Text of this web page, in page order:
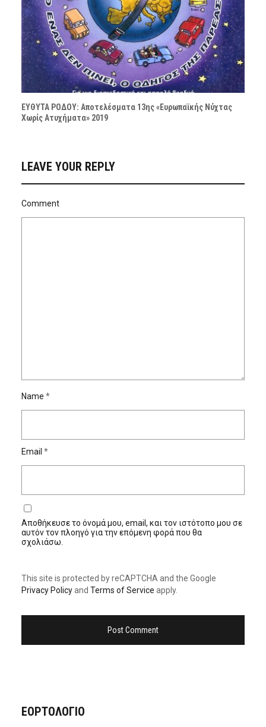
ΕΥΘΥΤΑ ΡΟΔΟΥ: Αποτελέσματα 13ης «Ευρωπαϊκής Νύχτας
Χωρίς Ατυχήματα» 2019
LEAVE YOUR REPLY
Comment
Name *
Email *
Αποθήκευσε το όνομά μου, email, και τον ιστότοπο μου σε
αυτόν τον πλοηγό για την επόμενη φορά που θα
σχολιάσω.
This site is protected by reCAPTCHA and the Google
Privacy Policyand Terms of Service apply.
ΕΟΡΤΟΛΟΓΙΟ